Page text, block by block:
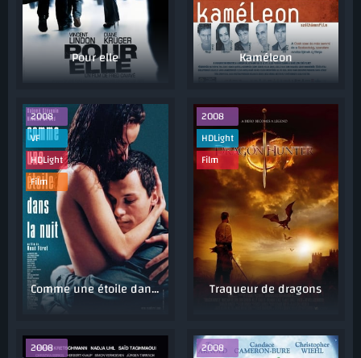
Pour elle Kaméleon
Comme une étoile dans la nuit
2008
VF
HDLight
Film
Traqueur de dragons
2008
HDLight
Film
2008
2008